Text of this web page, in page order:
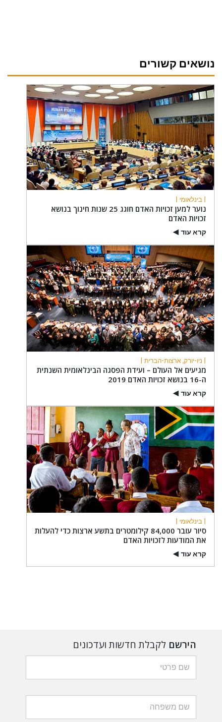
נושאים קשורים
| בינלאומי |
נוער למען זכויות האדם חוגג 25 שנות חינוך בנושא
זכויות האדם
קרא עוד ▶
| ניו-יורק, ארצות-הברית |
מגיעים אל העולם – ועידת הפסגה הבינלאומית השנתית
ה-16 בנושא זכויות האדם 2019
קרא עוד ▶
| בינלאומי |
סיור עובר 84,000 קילומטרים בתשע ארצות כדי להעלות
את המודעות לזכויות האדם
קרא עוד ▶
הירשם לקבלת חדשות ועדכונים